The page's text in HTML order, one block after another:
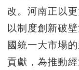
改。河南正以
以制度創新破
國統一大市場
貢獻，為推動